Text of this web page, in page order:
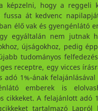
képzelni, hogy a reggeli
át kedvenc
élő vak és gyengénlátó
egyáltalán nem jutnak
újságokhoz, pedig
tudományos
receptre, egy vicces
adó 1%-ának
emberek is
cikkeket. A felajánlott adó
tartalmazó Lapról